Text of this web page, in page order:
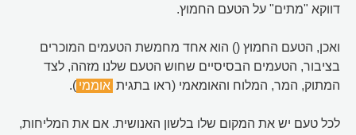
דווקא "מתים" על הטעם החמוץ.
ואכן, הטעם החמוץ () הוא אחד מחמשת הטעמים המוכרים
בציבור, הטעמים הבסיסיים שחוש הטעם שלנו מזהה, לצד
המתוק, המר, המלוח והאומאמי (ראו בתגית אוממי ).
לכל טעם יש את המקום שלו בלשון האנושית. אם את המליחות,